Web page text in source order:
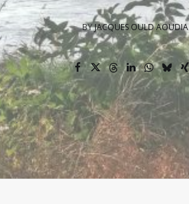
BYJACQUES OULD AOUDIA